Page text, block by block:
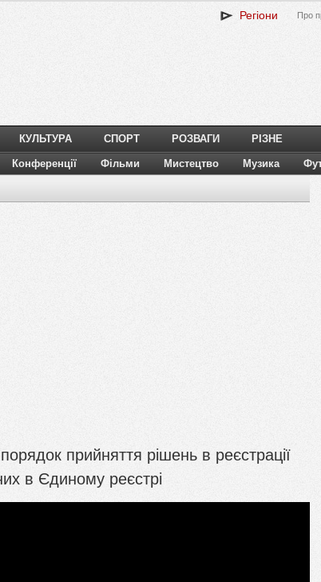
Регіони Про
КУЛЬТУРА СПОРТ РОЗВАГИ РІЗНЕ
Конференції Фільми Мистецтво Музика
прийняття рішень в реєстрації
в Єдиному реєстрі